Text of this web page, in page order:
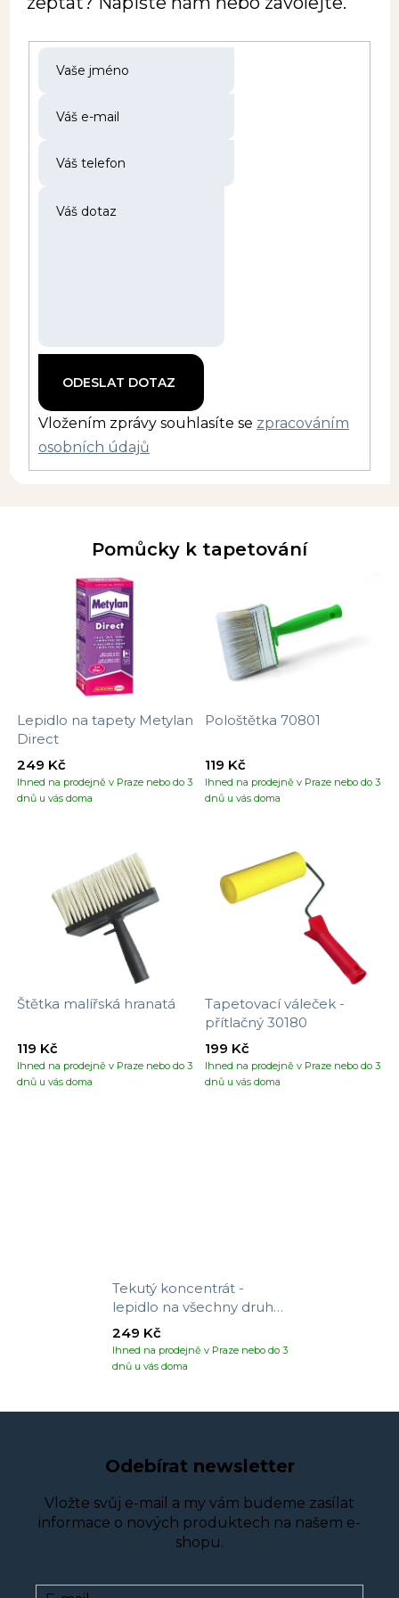
Vložením zprávy souhlasíte se zpracováním
osobních údajů
Pomůcky k tapetování
Lepidlo na tapety Metylan
Direct
Ihned na prodejně v Praze nebo do 3
dnů u vás doma
249 Kč
Pološtětka 70801
Ihned na prodejně v Praze nebo do 3
dnů u vás doma
119 Kč
Štětka malířská hranatá
Ihned na prodejně v Praze nebo do 3
dnů u vás doma
119 Kč
Tapetovací váleček -
přítlačný 30180
Ihned na prodejně v Praze nebo do 3
dnů u vás doma
199 Kč
Tekutý koncentrát -
lepidlo na všechny druhy
tapet
Ihned na prodejně v Praze nebo do 3
dnů u vás doma
249 Kč
Odebírat newsletter
Vložte svůj e-mail a my vám budeme zasílat
informace o nových produktech na našem e-
shopu.